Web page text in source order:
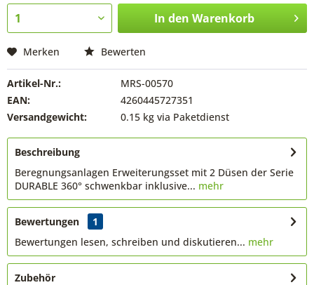
In den Warenkorb
Merken Bewerten
Artikel-Nr.:
MRS-00570
EAN:
4260445727351
Versandgewicht:
0.15 kg via Paketdienst
Beschreibung
Beregnungsanlagen Erweiterungsset mit 2 Düsen der Serie
DURABLE 360° schwenkbar inklusive... mehr
Bewertungen
1
Bewertungen lesen, schreiben und diskutieren... mehr
Zubehör